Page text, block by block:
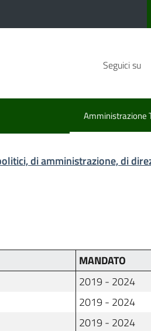
Seguici su
Amministrazione
Menu selezionato
di amministrazione, di
MANDATO
2019 - 2024
2019 - 2024
2019 - 2024